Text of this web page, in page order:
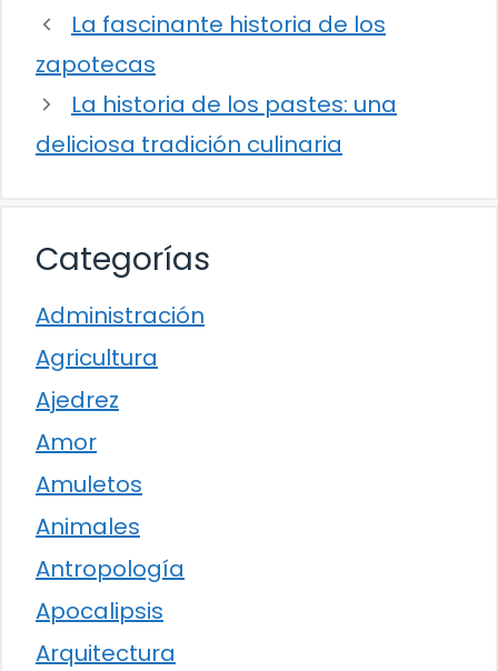
La fascinante historia de los
zapotecas
La historia de los pastes: una
deliciosa tradición culinaria
Categorías
Administración
Agricultura
Ajedrez
Amor
Amuletos
Animales
Antropología
Apocalipsis
Arquitectura